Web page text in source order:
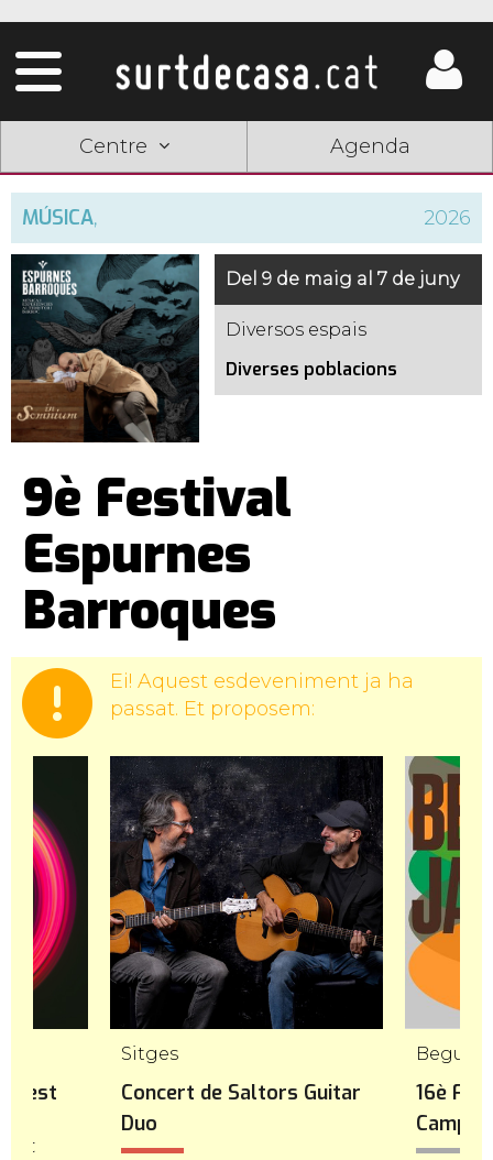
Centre Agenda
MÚSICA, 2026
Del 9 de maig al 7 de juny
Diversos espais
Diverses poblacions
9è Festival
Espurnes
Barroques
Ei! Aquest esdeveniment ja ha
passat. Et proposem:
Sitges
Concert de Saltors Guitar
Duo
Begues
16è
Camp